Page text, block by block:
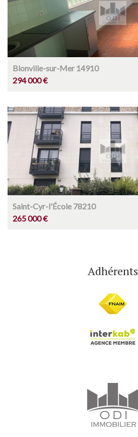
Blonville-sur-Mer 14910
294 000 €
Saint-Cyr-l'École 78210
265 000 €
Adhérents